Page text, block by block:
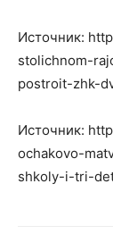
Источник:
stolichnom-
postroit-zhk-
Источник:
ochakovo-
shkoly-i-tri-